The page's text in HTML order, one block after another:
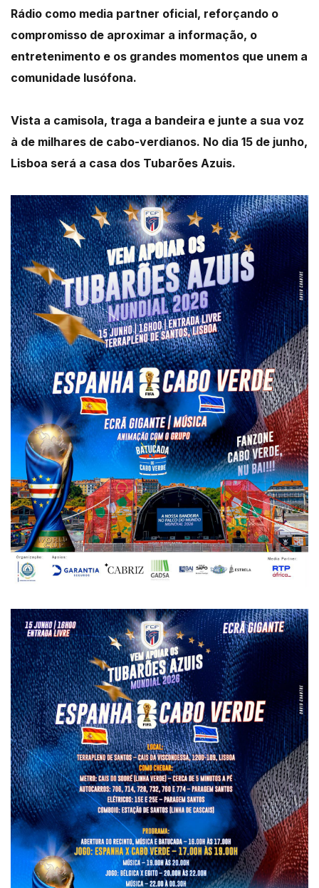
Rádio como media partner oficial, reforçando o
compromisso de aproximar a informação, o
entretenimento e os grandes momentos que unem a
comunidade lusófona.
Vista a camisola, traga a bandeira e junte a sua voz
à de milhares de cabo-verdianos. No dia 15 de junho,
Lisboa será a casa dos Tubarões Azuis.